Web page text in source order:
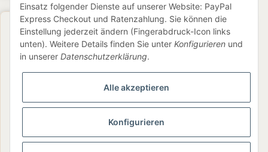
Gesetzliche Informationen
Informationen
Einsatz folgender Dienste auf unserer Website: PayPal
Express Checkout und Ratenzahlung. Sie können die
Einstellung jederzeit ändern (Fingerabdruck-Icon links
unten). Weitere Details finden Sie unter Konfigurieren und
in unserer Datenschutzerklärung.
Alle akzeptieren
Konfigurieren